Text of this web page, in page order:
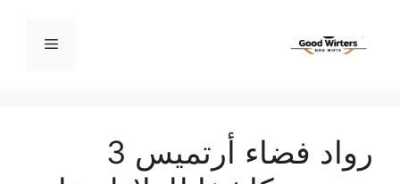
المحتوى
القائمة
رواد فضاء أرتميس 3